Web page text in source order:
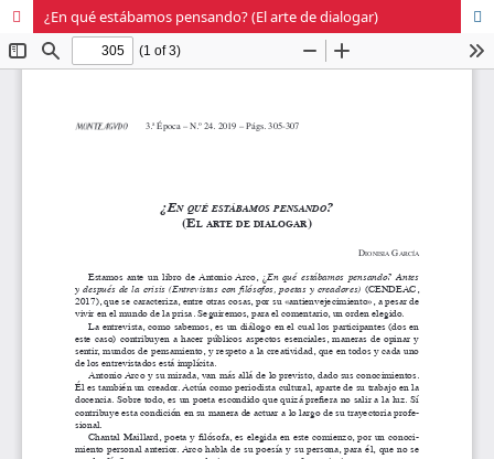
¿En qué estábamos pensando? (El arte de dialogar)